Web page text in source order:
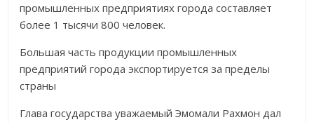
промышленных предприятиях города составляет
более 1 тысячи 800 человек.
Большая часть продукции промышленных
предприятий города экспортируется за пределы
страны
Глава государства уважаемый Эмомали Рахмон дал